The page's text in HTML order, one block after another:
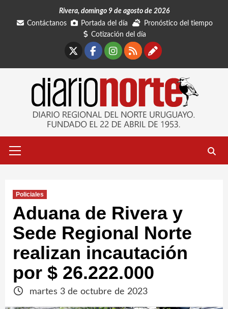
Rivera, domingo 9 de agosto de 2026
Contáctanos
Portada del día
Pronóstico del tiempo
Cotización del día
Facebook
Instagram
RSSContáctanos
primario
Policiales
Aduana de Rivera y
Sede Regional Norte
realizan incautación
por $ 26.222.000
martes 3 de octubre de 2023